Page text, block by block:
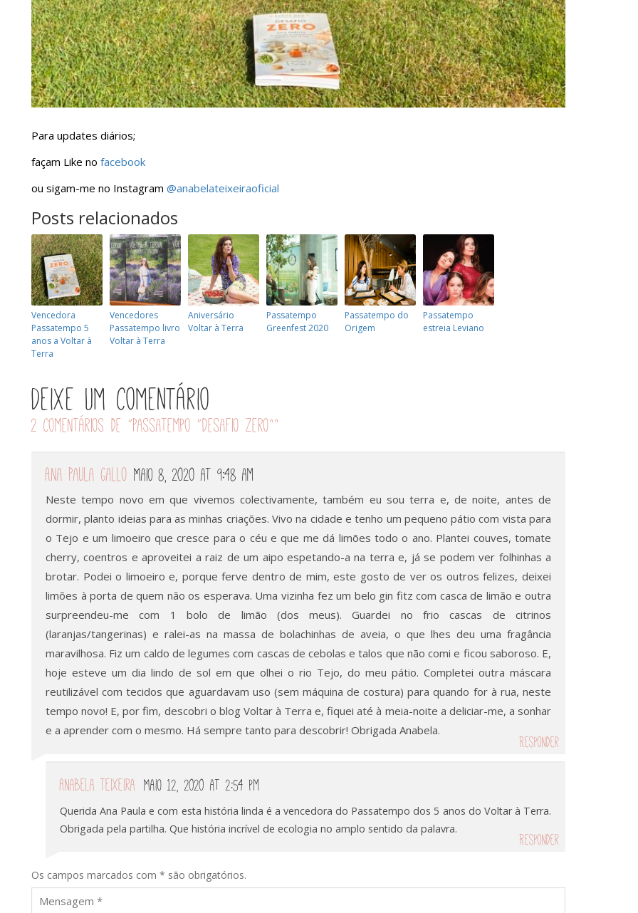
Para updates diários;
façam Like no facebook
ou sigam-me no Instagram @anabelateixeiraoficial
Posts relacionados
Vencedora
Passatempo 5
anos a Voltar à
Terra
Vencedores
Passatempo livro
Voltar à Terra
Aniversário
Voltar à Terra
Passatempo
Greenfest 2020
Passatempo do
Origem
Passatempo
estreia Leviano
Deixe um comentário
2 comentários de “Passatempo “Desafio Zero””
Ana Paula Gallo Maio 8, 2020 at 9:48 am
Neste tempo novo em que vivemos colectivamente, também eu sou terra e, de noite, antes de
dormir, planto ideias para as minhas criações. Vivo na cidade e tenho um pequeno pátio com vista para
o Tejo e um limoeiro que cresce para o céu e que me dá limões todo o ano. Plantei couves, tomate
cherry, coentros e aproveitei a raiz de um aipo espetando-a na terra e, já se podem ver folhinhas a
brotar. Podei o limoeiro e, porque ferve dentro de mim, este gosto de ver os outros felizes, deixei
limões à porta de quem não os esperava. Uma vizinha fez um belo gin fitz com casca de limão e outra
surpreendeu-me com 1 bolo de limão (dos meus). Guardei no frio cascas de citrinos
(laranjas/tangerinas) e ralei-as na massa de bolachinhas de aveia, o que lhes deu uma fragância
maravilhosa. Fiz um caldo de legumes com cascas de cebolas e talos que não comi e ficou saboroso. E,
hoje esteve um dia lindo de sol em que olhei o rio Tejo, do meu pátio. Completei outra máscara
reutilizável com tecidos que aguardavam uso (sem máquina de costura) para quando for à rua, neste
tempo novo! E, por fim, descobri o blog Voltar à Terra e, fiquei até à meia-noite a deliciar-me, a sonhar
e a aprender com o mesmo. Há sempre tanto para descobrir! Obrigada Anabela.
Responder
Anabela Teixeira Maio 12, 2020 at 2:54 pm
Querida Ana Paula e com esta história linda é a vencedora do Passatempo dos 5 anos do Voltar à Terra.
Obrigada pela partilha. Que história incrível de ecologia no amplo sentido da palavra.
Responder
Os campos marcados com * são obrigatórios.